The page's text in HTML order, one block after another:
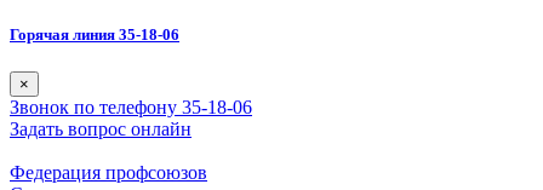
Горячая линия 35-18-06
×
Звонок по телефону 35-18-06
Задать вопрос онлайн
Федерация профсоюзов